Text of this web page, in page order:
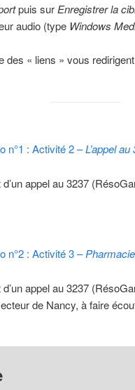
puis sur Enregistrer la
audio (type Windows
« liens » vous
n°1 : Activité 2 –L’appel
appel au 3237
n°2 : Activité 3 –
appel au 3237
de Nancy, à faire